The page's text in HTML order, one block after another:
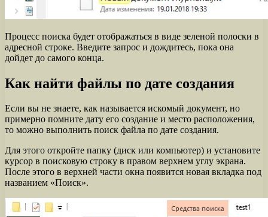
Процесс поиска будет отображаться в виде зеленой полоски в
адресной строке. Введите запрос и дождитесь, пока она
дойдет до самого конца.
Как найти файлы по дате создания
Если вы не знаете, как называется искомый документ, но
примерно помните дату его создание и место расположения,
то можно выполнить поиск файла по дате создания.
Для этого откройте папку (диск или компьютер) и установите
курсор в поисковую строку в правом верхнем углу экрана.
После этого в верхней части окна появится новая вкладка под
названием «Поиск».